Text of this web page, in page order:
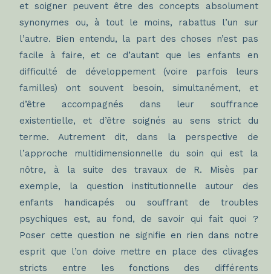
et soigner peuvent être des concepts absolument
synonymes ou, à tout le moins, rabattus l’un sur
l’autre. Bien entendu, la part des choses n’est pas
facile à faire, et ce d’autant que les enfants en
difficulté de développement (voire parfois leurs
familles) ont souvent besoin, simultanément, et
d’être accompagnés dans leur souffrance
existentielle, et d’être soignés au sens strict du
terme. Autrement dit, dans la perspective de
l’approche multidimensionnelle du soin qui est la
nôtre, à la suite des travaux de R. Misès par
exemple, la question institutionnelle autour des
enfants handicapés ou souffrant de troubles
psychiques est, au fond, de savoir qui fait quoi ?
Poser cette question ne signifie en rien dans notre
esprit que l’on doive mettre en place des clivages
stricts entre les fonctions des différents